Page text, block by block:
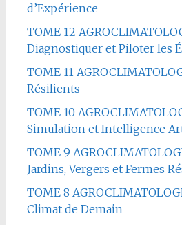
d’Expérience
TOME 12
Diagnostiquer et Piloter les
TOME 11
Résilients
TOME 10
Simulation et Intelligence
TOME 9
Jardins, Vergers et Fermes
TOME 8
Climat de Demain